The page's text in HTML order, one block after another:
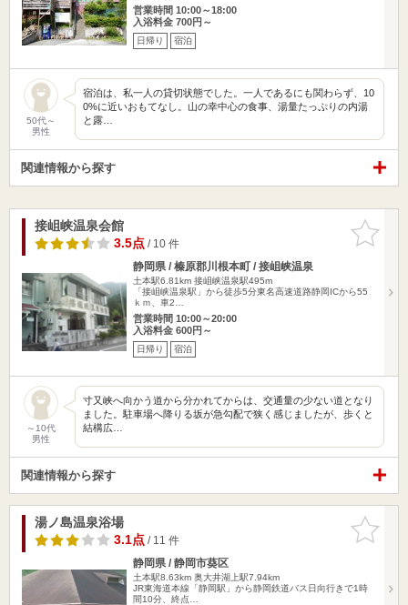
営業時間 10:00～18:00
入浴料金 700円～
日帰り 宿泊
50代～
男性
宿泊は、私一人の貸切状態でした。一人であるにも関わらず、10
0%に近いおもてなし。山の幸中心の食事、湯量たっぷりの内湯
と露…
関連情報から探す
お気に入
りに追加
接岨峡温泉会館
3.5点/ 10 件
静岡県 / 榛原郡川根本町 / 接岨峡温泉
土本駅6.81km 接岨峡温泉駅495m
「接岨峡温泉駅」から徒歩5分東名高速道路静岡ICから55
ｋｍ、車2…
営業時間 10:00～20:00
入浴料金 600円～
日帰り 宿泊
～10代
男性
寸又峡へ向かう道から分かれてからは、交通量の少ない道となり
ました。駐車場へ降りる坂が急勾配で狭く感じましたが、歩くと
結構広…
関連情報から探す
お気に入
りに追加
湯ノ島温泉浴場
3.1点/ 11 件
静岡県 / 静岡市葵区
土本駅8.63km 奥大井湖上駅7.94km
JR東海道本線「静岡駅」から静岡鉄道バス日向行きで1時
間10分、終点…